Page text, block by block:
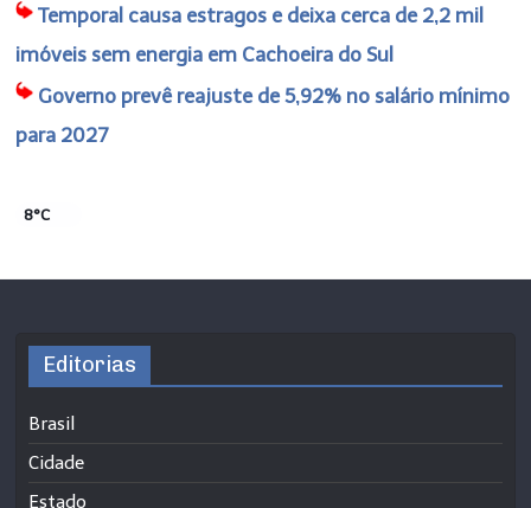
Temporal causa estragos e deixa cerca de 2,2 mil
imóveis sem energia em Cachoeira do Sul
Governo prevê reajuste de 5,92% no salário mínimo
para 2027
8°C
Editorias
Brasil
Cidade
Estado